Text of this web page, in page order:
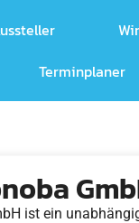
Wir
Terminplaner
ist ein